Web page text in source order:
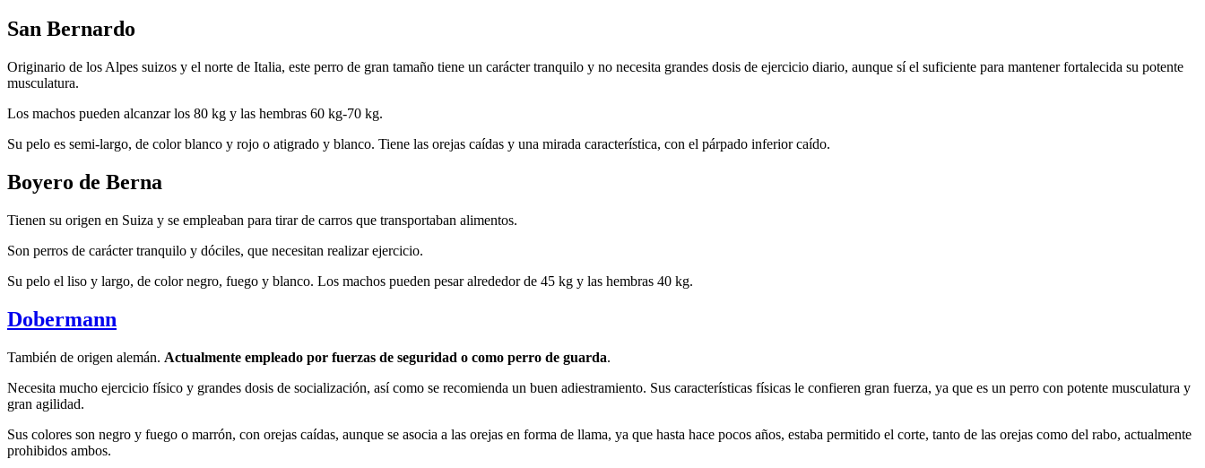
San Bernardo
Originario de los Alpes suizos y el norte de Italia, este perro de gran tamaño tiene un carácter tranquilo y no necesita grandes dosis de ejercicio diario, aunque sí el suficiente para mantener fortalecida su potente
musculatura.
Los machos pueden alcanzar los 80 kg y las hembras 60 kg-70 kg.
Su pelo es semi-largo, de color blanco y rojo o atigrado y blanco. Tiene las orejas caídas y una mirada característica, con el párpado inferior caído.
Boyero de Berna
Tienen su origen en Suiza y se empleaban para tirar de carros que transportaban alimentos.
Son perros de carácter tranquilo y dóciles, que necesitan realizar ejercicio.
Su pelo el liso y largo, de color negro, fuego y blanco. Los machos pueden pesar alrededor de 45 kg y las hembras 40 kg.
Dobermann
También de origen alemán. Actualmente empleado por fuerzas de seguridad o como perro de guarda.
Necesita mucho ejercicio físico y grandes dosis de socialización, así como se recomienda un buen adiestramiento. Sus características físicas le confieren gran fuerza, ya que es un perro con potente musculatura y
gran agilidad.
Sus colores son negro y fuego o marrón, con orejas caídas, aunque se asocia a las orejas en forma de llama, ya que hasta hace pocos años, estaba permitido el corte, tanto de las orejas como del rabo, actualmente
prohibidos ambos.